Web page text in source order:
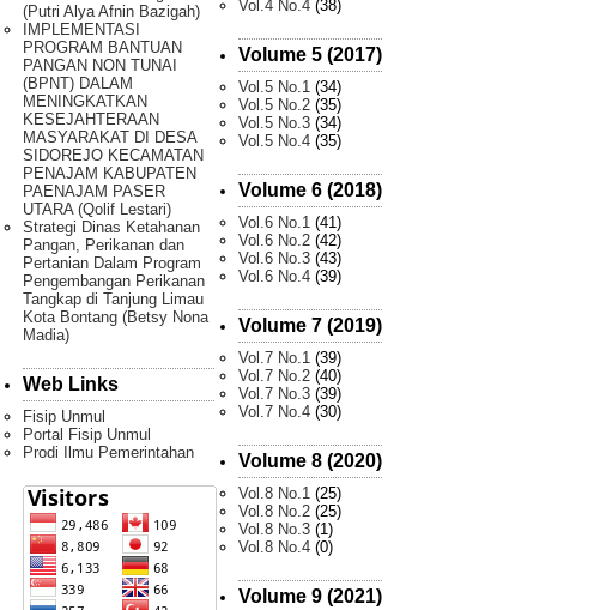
(Putri Alya Afnin Bazigah)
IMPLEMENTASI
PROGRAM BANTUAN
PANGAN NON TUNAI
(BPNT) DALAM
MENINGKATKAN
KESEJAHTERAAN
MASYARAKAT DI DESA
SIDOREJO KECAMATAN
PENAJAM KABUPATEN
PAENAJAM PASER
UTARA (Qolif Lestari)
Strategi Dinas Ketahanan
Pangan, Perikanan dan
Pertanian Dalam Program
Pengembangan Perikanan
Tangkap di Tanjung Limau
Kota Bontang (Betsy Nona
Madia)
Web Links
Fisip Unmul
Portal Fisip Unmul
Prodi Ilmu Pemerintahan
Vol.4 No.4 (38)
Volume 5 (2017)
Vol.5 No.1 (34)
Vol.5 No.2 (35)
Vol.5 No.3 (34)
Vol.5 No.4 (35)
Volume 6 (2018)
Vol.6 No.1 (41)
Vol.6 No.2 (42)
Vol.6 No.3 (43)
Vol.6 No.4 (39)
Volume 7 (2019)
Vol.7 No.1 (39)
Vol.7 No.2 (40)
Vol.7 No.3 (39)
Vol.7 No.4 (30)
Volume 8 (2020)
Vol.8 No.1 (25)
Vol.8 No.2 (25)
Vol.8 No.3 (1)
Vol.8 No.4 (0)
Volume 9 (2021)